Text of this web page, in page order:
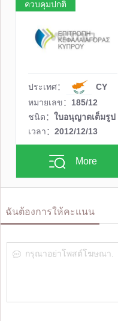
ประเทศ：
CY
หมายเลข： 185/12
ชนิด： ใบอนุญาตเต็มรูป
เวลา： 2012/12/13
More
ควบคุมปกติ
ฉันต้องการให้คะแนน
กรุณาอย่าโพสต์โฆษณา.